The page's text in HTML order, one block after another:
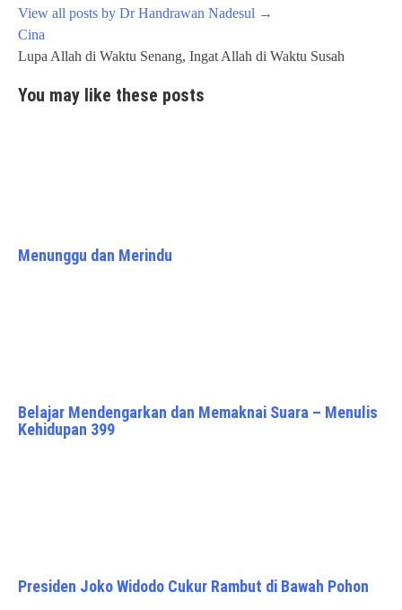
View all posts by Dr Handrawan Nadesul →
Post
navigation
Cina
Lupa Allah di Waktu Senang, Ingat Allah di Waktu Susah
You may like these posts
Menunggu dan Merindu
Belajar Mendengarkan dan Memaknai Suara – Menulis
Kehidupan 399
Presiden Joko Widodo Cukur Rambut di Bawah Pohon